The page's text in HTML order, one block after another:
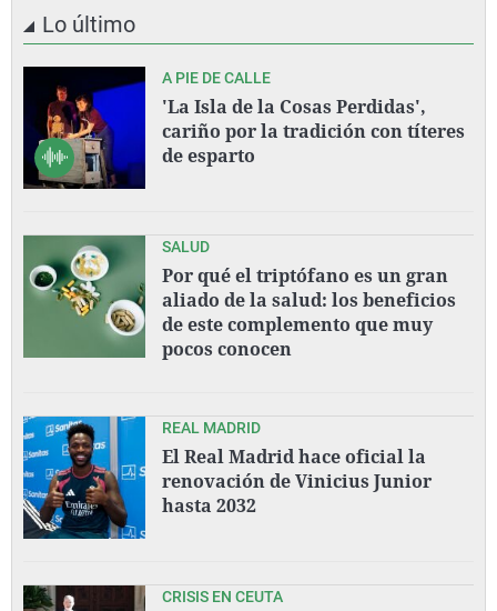
Lo último
A PIE DE CALLE
'La Isla de la Cosas Perdidas',
cariño por la tradición con títeres
de esparto
SALUD
Por qué el triptófano es un gran
aliado de la salud: los beneficios
de este complemento que muy
pocos conocen
REAL MADRID
El Real Madrid hace oficial la
renovación de Vinicius Junior
hasta 2032
CRISIS EN CEUTA